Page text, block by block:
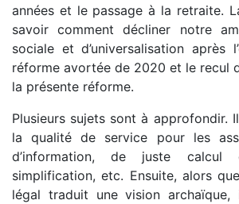
années et le passage à la retraite.
savoir comment décliner notre
sociale et d’universalisation après
réforme avortée de 2020 et le recul
la présente réforme.
Plusieurs sujets sont à approfondir. Il
la qualité de service pour les
d’information, de juste
simplification, etc. Ensuite, alors
légal traduit une vision